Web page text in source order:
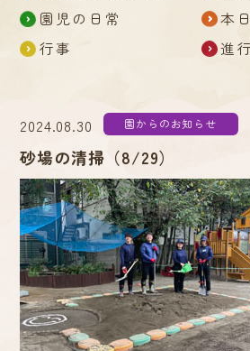
園児の日常
本
行事
進
2024.08.30 園からのお知らせ
砂場の清掃（8/29）